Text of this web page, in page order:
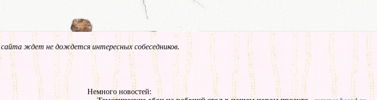
сайта ждет не дождется интересных собеседников.
Немного новостей: